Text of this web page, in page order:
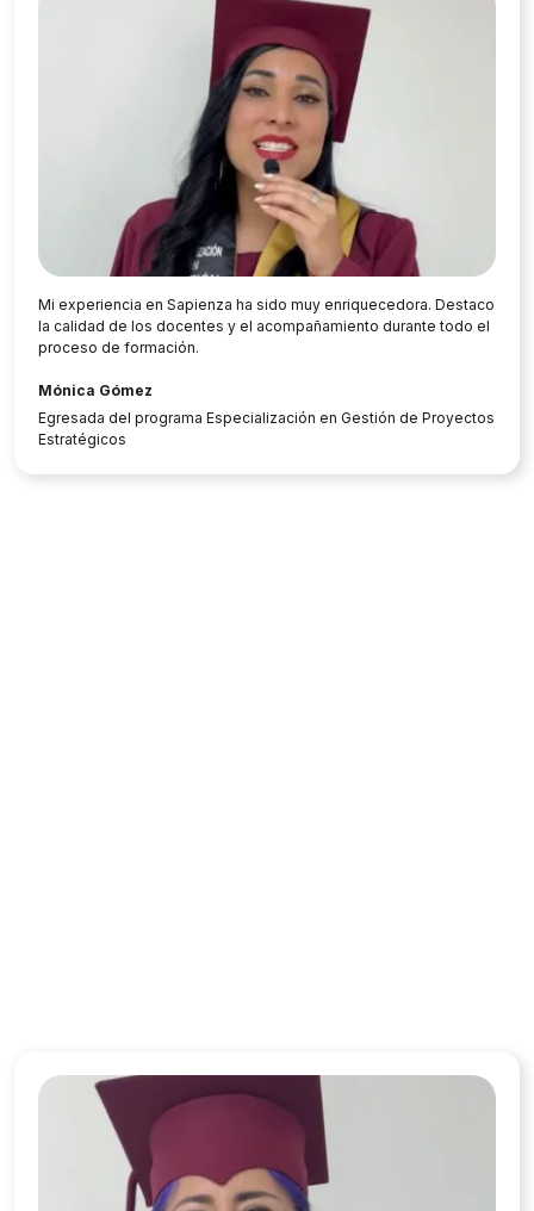
Mi experiencia en Sapienza ha sido muy enriquecedora. Destaco
la calidad de los docentes y el acompañamiento durante todo el
proceso de formación.
Mónica Gómez
Egresada del programa Especialización en Gestión de Proyectos
Estratégicos